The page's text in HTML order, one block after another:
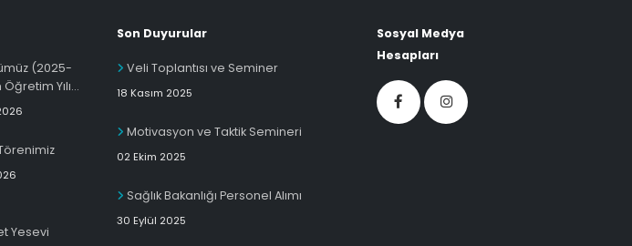
(2025-
Yılı
Yesevi
Son Duyurular
Veli Toplantısı ve Seminer
18 Kasım 2025
Motivasyon ve Taktik Semineri
02 Ekim 2025
Sağlık Bakanlığı Personel Alımı
30 Eylül 2025
Sosyal Medya
Hesapları